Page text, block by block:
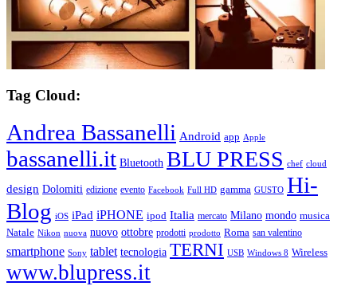
Tag Cloud:
Andrea Bassanelli Android app Apple
bassanelli.it Bluetooth BLU PRESS chef cloud
design Dolomiti edizione evento Facebook Full HD gamma GUSTO Hi-
Blog iOS iPad iPHONE ipod Italia mercato Milano mondo musica
Natale Nikon nuova nuovo ottobre prodotti prodotto Roma san valentino
smartphone Sony tablet tecnologia TERNI USB Windows 8 Wireless
www.blupress.it